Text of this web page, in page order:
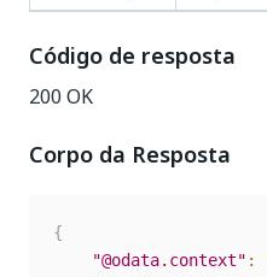
Código de resposta
200 OK
Corpo da Resposta
{
"@odata.context" :